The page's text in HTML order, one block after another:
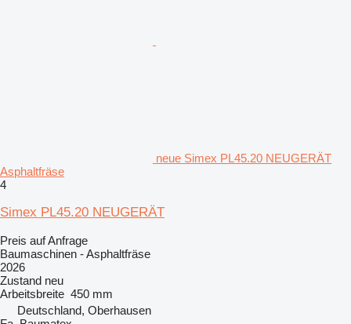
neue Simex PL45.20 NEUGERÄT
Asphaltfräse
4
Simex PL45.20 NEUGERÄT
Preis auf Anfrage
Baumaschinen - Asphaltfräse
2026
Zustand neu
Arbeitsbreite 450 mm
Deutschland, Oberhausen